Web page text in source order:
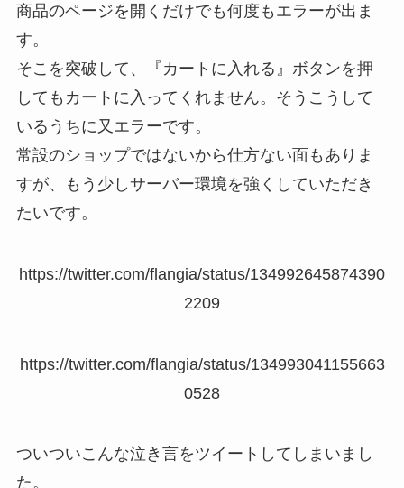
商品のページを開くだけでも何度もエラーが出ま
す。
そこを突破して、『カートに入れる』ボタンを押
してもカートに入ってくれません。そうこうして
いるうちに又エラーです。
常設のショップではないから仕方ない面もありま
すが、もう少しサーバー環境を強くしていただき
たいです。
https://twitter.com/flangia/status/134992645874390
2209
https://twitter.com/flangia/status/134993041155663
0528
ついついこんな泣き言をツイートしてしまいまし
た。